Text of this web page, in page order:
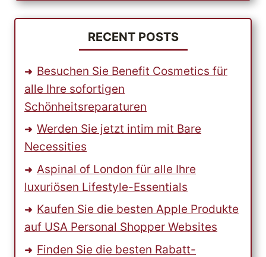
ZU
GÜNSTIGEN
PREISEN
RECENT POSTS
Besuchen Sie Benefit Cosmetics für
alle Ihre sofortigen
Schönheitsreparaturen
Werden Sie jetzt intim mit Bare
Necessities
Aspinal of London für alle Ihre
luxuriösen Lifestyle-Essentials
Kaufen Sie die besten Apple Produkte
auf USA Personal Shopper Websites
Finden Sie die besten Rabatt-